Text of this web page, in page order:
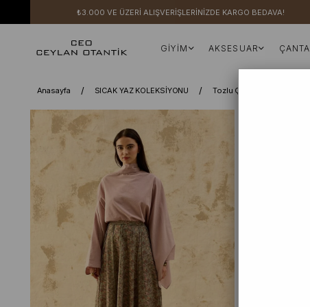
₺3.000 VE ÜZERİ ALIŞVERİŞLERİNİZDE KARGO BEDAVA!
GİYİM AKSESUAR ÇANTA
Anasayfa SICAK YAZ KOLEKSİYONU Tozlu Çiçek Nervürlü Etek